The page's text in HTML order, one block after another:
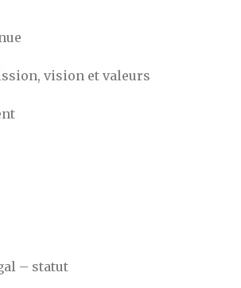
vision et valeurs
– statut